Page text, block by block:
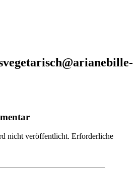
nicht veröffentlicht. Erforderliche